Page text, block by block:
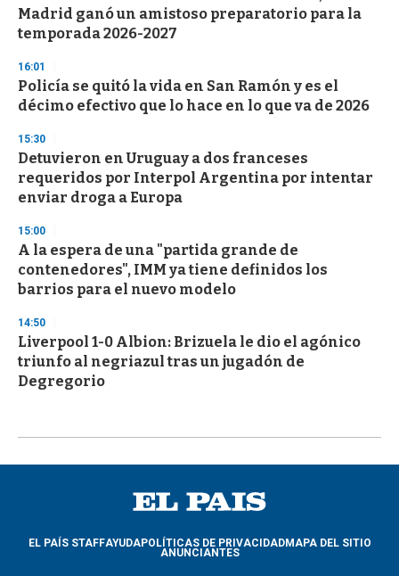
Madrid ganó un amistoso preparatorio para la
temporada 2026-2027
16:01
Policía se quitó la vida en San Ramón y es el
décimo efectivo que lo hace en lo que va de 2026
15:30
Detuvieron en Uruguay a dos franceses
requeridos por Interpol Argentina por intentar
enviar droga a Europa
15:00
A la espera de una "partida grande de
contenedores", IMM ya tiene definidos los
barrios para el nuevo modelo
14:50
Liverpool 1-0 Albion: Brizuela le dio el agónico
triunfo al negriazul tras un jugadón de
Degregorio
EL PAÍS STAFFAYUDAPOLÍTICAS DE PRIVACIDADMAPA DEL SITIO
ANUNCIANTES